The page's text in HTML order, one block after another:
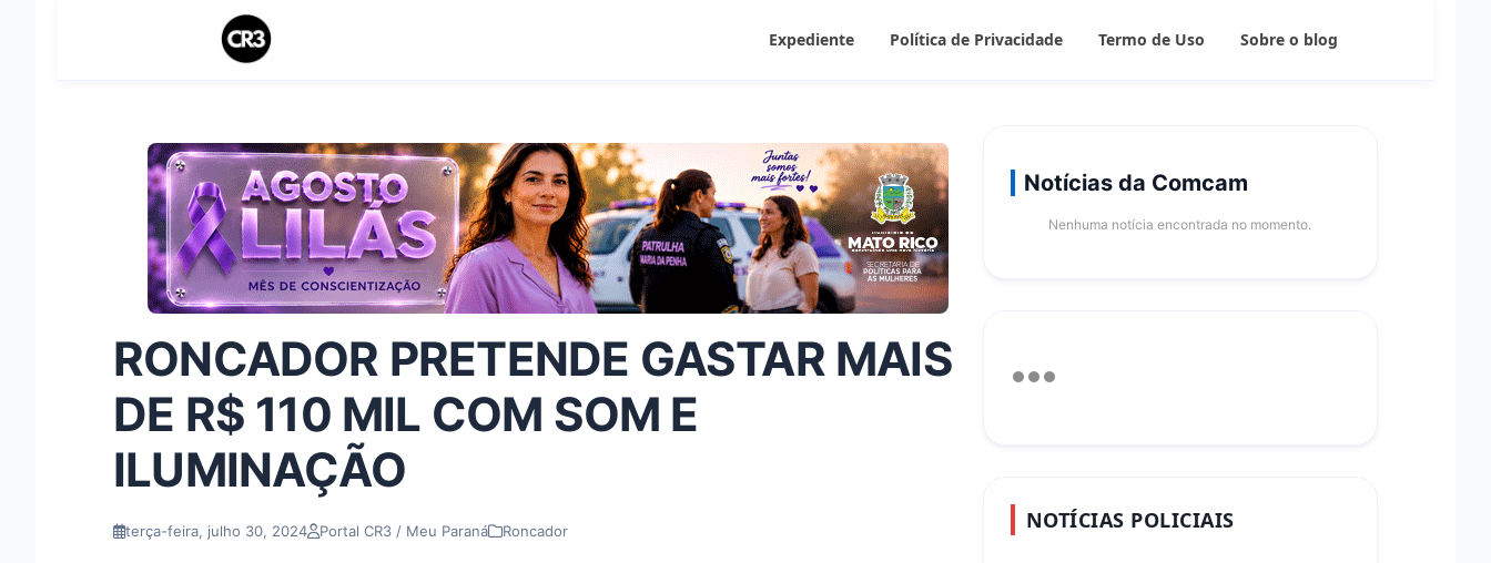
Expediente Política de Privacidade Termo de Uso Sobre o blog
RONCADOR PRETENDE GASTAR MAIS
DE R$ 110 MIL COM SOM E
ILUMINAÇÃO
terça-feira, julho 30, 2024 Portal CR3 / Meu Paraná Roncador
Notícias da Comcam
Nenhuma notícia encontrada no momento.
NOTÍCIAS POLICIAIS